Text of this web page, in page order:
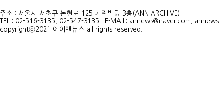
주소 : 서울시 서초구 논현로 125 기린빌딩 3층(ANN ARCHIVE)
TEL : 02-516-3135, 02-547-3135 | E-MAIL: annews@naver.com,
copyrightⓒ2021 에이앤뉴스 all rights reserved.